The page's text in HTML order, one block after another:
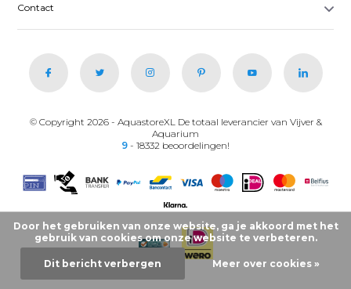
Contact
© Copyright 2026 - AquastoreXL De totaal leverancier van Vijver &
Aquarium
9 - 18332 beoordelingen!
Door het gebruiken van onze website, ga je akkoord met het
gebruik van cookies om onze website te verbeteren.
Dit bericht verbergen Meer over cookies »